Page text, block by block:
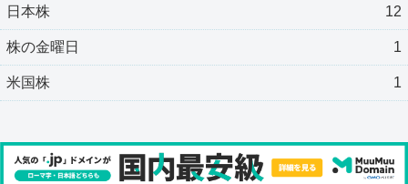
日本株 12
株の金曜日 1
米国株 1